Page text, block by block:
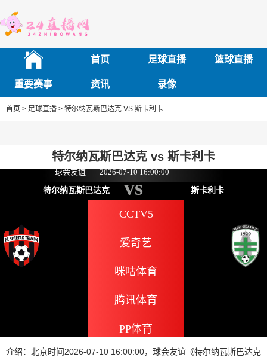
首页 足球直播 篮球直播
重要赛事 资讯 录像
首页 > 足球直播 > 特尔纳瓦斯巴达克 VS 斯卡利卡
特尔纳瓦斯巴达克 vs 斯卡利卡
球会友谊 2026-07-10 16:00:00
特尔纳瓦斯巴达克 vs 斯卡利卡
CCTV5
爱奇艺
咪咕体育
腾讯体育
PP体育
介绍：北京时间2026-07-10 16:00:00，球会友谊《特尔纳瓦斯巴达克